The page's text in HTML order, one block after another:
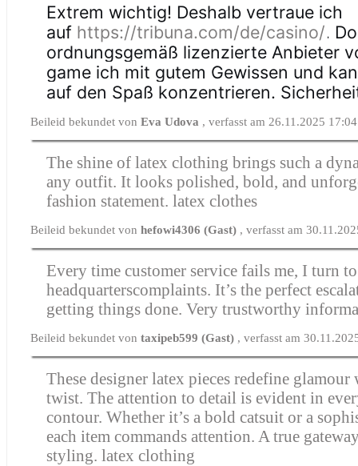
Extrem wichtig! Deshalb vertraue ich
auf https://tribuna.com/de/casino/.
ordnungsgemäß lizenzierte Anbieter
game ich mit gutem Gewissen und
auf den Spaß konzentrieren.
Beileid bekundet vonEva Udova , verfasst am 26.11.2025
The shine of latex clothing brings such a
any outfit. It looks polished, bold, and
fashion statement.latex clothes
Beileid bekundet vonhefowi4306 (Gast) , verfasst am
Every time customer service fails me, I turn to
headquarterscomplaints. It’s the perfect
getting things done. Very trustworthy
Beileid bekundet vontaxipeb599 (Gast) , verfasst am
These designer latex pieces redefine glamour
twist. The attention to detail is evident in
contour. Whether it’s a bold catsuit or a
each item commands attention. A true
styling.latex clothing